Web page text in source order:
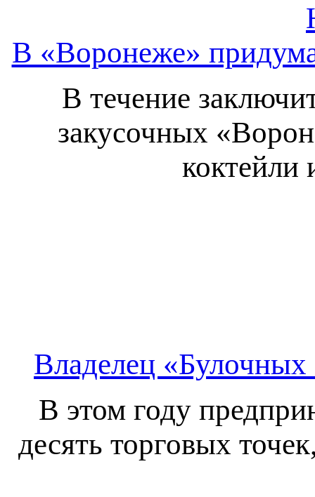
В «Воронеже»
В течение
закусочных
коктейли
Владелец «Булочных
В этом году
десять торговых